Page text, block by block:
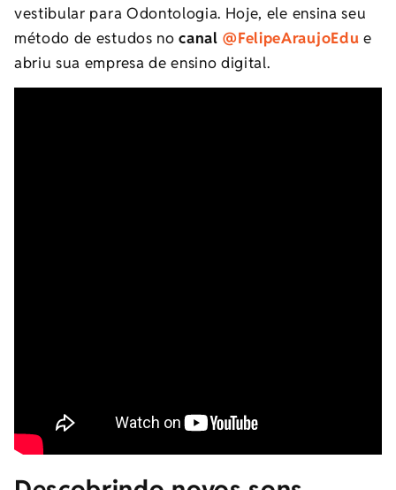
vestibular para Odontologia. Hoje, ele ensina seu
método de estudos nocanal@FelipeAraujoEdu e
abriu sua empresa de ensino digital.